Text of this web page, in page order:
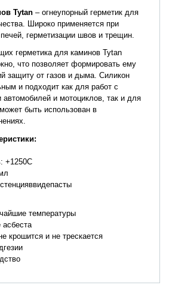
Tytan – огнеупорный герметик для
Широко применяется при
герметизации швов и трещин.
герметика для каминов Tytan
что позволяет формировать ему
защиту от газов и дыма. Силикон
и подходит как для работ с
и мотоциклов, так и для
быть использован в
+1250С
температуры
крошится и не трескается